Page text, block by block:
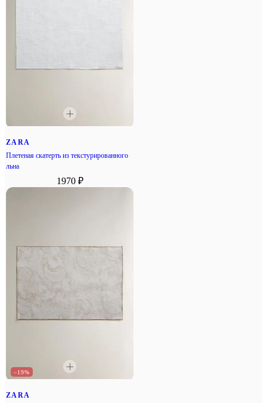
ZARA
Плетеная скатерть из текстурированного
льна
1970 ₽
–19%
ZARA